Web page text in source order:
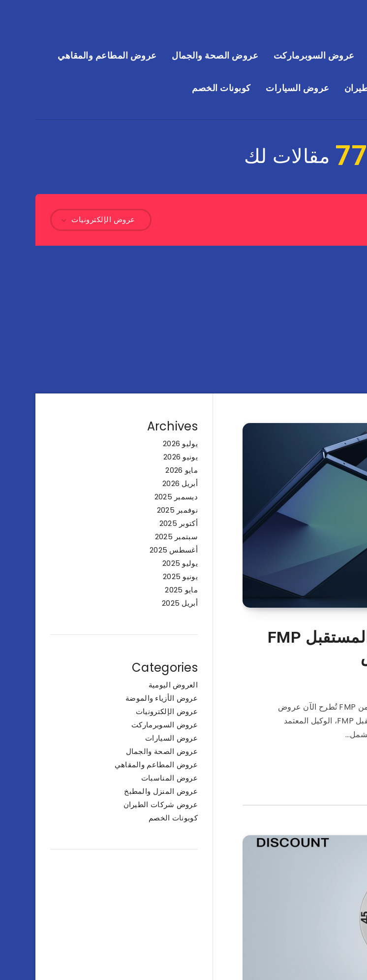
عروض السوبرماركت عروض الصحة والجمال عروض المطاعم والمقاهي
عروض السيارات كوبونات الخصم
77 مقالات لك
عروض الإلكترونيات
عروض سامسونج الصيفية من المستقبل FMP
خصومات حصرية على جوالات سامسونج في الرياض وجدة من FMP تُطرح الآن عروض
الصيف الحصرية على جوالات سامسونج عبر شركة المستقبل FMP، الوكيل المعتمد
Archives
يوليو 2026
يونيو 2026
مايو 2026
أبريل 2026
ديسمبر 2025
نوفمبر 2025
أكتوبر 2025
سبتمبر 2025
أغسطس 2025
يوليو 2025
يونيو 2025
مايو 2025
أبريل 2025
Categories
العروض اليومية
عروض الأزياء والموضة
عروض الإلكترونيات
عروض السوبرماركت
عروض السيارات
عروض الصحة والجمال
عروض المطاعم والمقاهي
عروض المناسبات
عروض المنزل والمطبخ
عروض شركات الطيران
كوبونات الخصم